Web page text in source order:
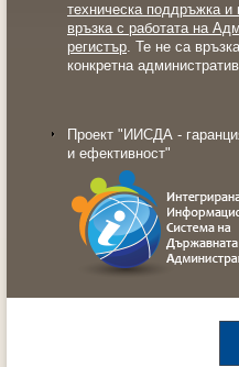
техническа поддръжка и
връзка с работата на
регистър. Те не са
конкретна
Проект "ИИСДА -
и ефективност"